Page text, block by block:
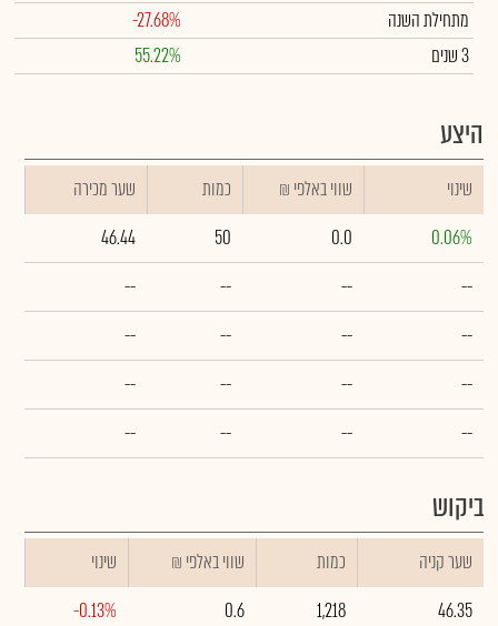
מתחילת השנה
-27.68%
3 שנים
55.22%
היצע
שינוי ₪ שווי באלפי כמות
שער מכירה
0.06%
0.0
50
46.44
--
--
--
--
--
--
--
--
--
--
--
--
--
--
--
--
ביקוש
שער קניה כמות ₪ שווי באלפי
שינוי
46.35
1,218
0.6
-0.13%